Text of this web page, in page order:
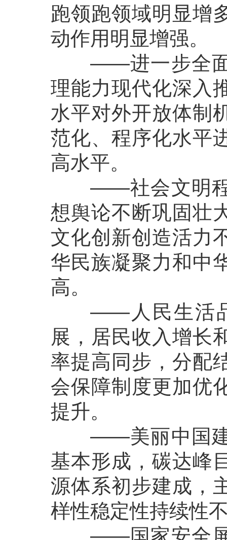
跑领跑领域明显增
动作用明显增强。
——进一步全面
理能力现代化深入
水平对外开放体制
范化、程序化水平
高水平。
——社会文明程
想舆论不断巩固壮
文化创新创造活力
华民族凝聚力和中
高。
——人民生活品
展，居民收入增长
率提高同步，分配
会保障制度更加优
提升。
——美丽中国建
基本形成，碳达峰
源体系初步建成，
样性稳定性持续性